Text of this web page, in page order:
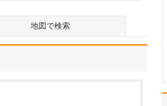
地図で検索
方する処方透析にも対応
しています。そして腹膜
準の医療を提供していま